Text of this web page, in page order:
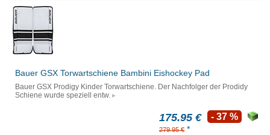
Bauer GSX Torwartschiene Bambini Eishockey Pad
Bauer GSX Prodigy Kinder Torwartschiene. Der Nachfolger der Prodidy
Schiene wurde speziell entw.
175.95 €
279.95 € *
- 37 %